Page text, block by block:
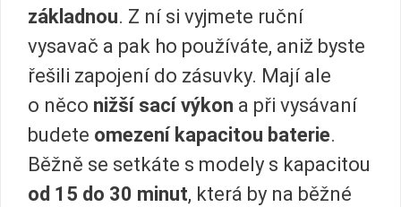
základnou. Z ní si vyjmete ruční
vysavač a pak ho používáte, aniž byste
řešili zapojení do zásuvky. Mají ale
o něco nižší sací výkon a při vysávaní
budete omezení kapacitou baterie.
Běžně se setkáte s modely s kapacitou
od 15 do 30 minut, která by na běžné